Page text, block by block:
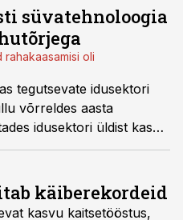
C VTOL
süvatehnoloogia
rahakaasamisi oli
tegutsevate idusektori
võrreldes aasta
idusektori üldist kasvu
näitas kaitsetööstus, kuid
roheidud.
käiberekordeid
kasvu kaitsetööstus,